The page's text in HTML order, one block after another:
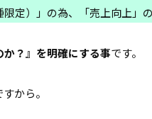
定）」の為、「売上向上」の
か？』を明確にする事です。
から。